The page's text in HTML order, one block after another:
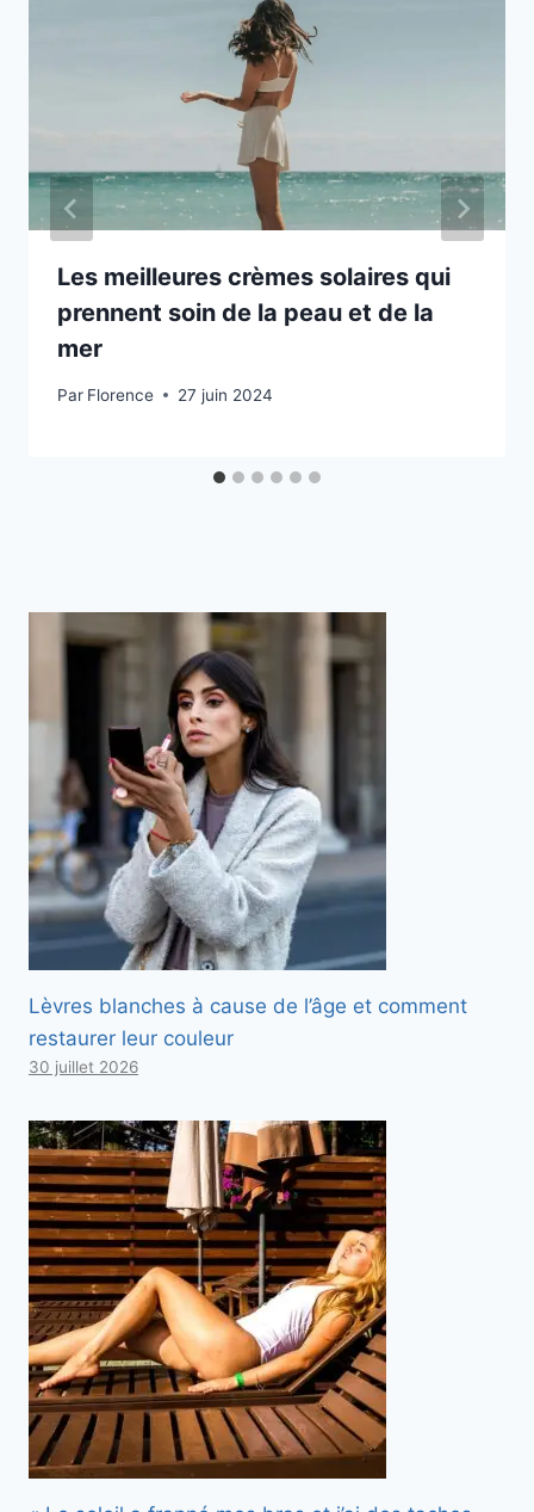
Les meilleures crèmes solaires qui
prennent soin de la peau et de la
mer
Par Florence 27 juin 2024
Lèvres blanches à cause de l’âge et comment
restaurer leur couleur
30 juillet 2026